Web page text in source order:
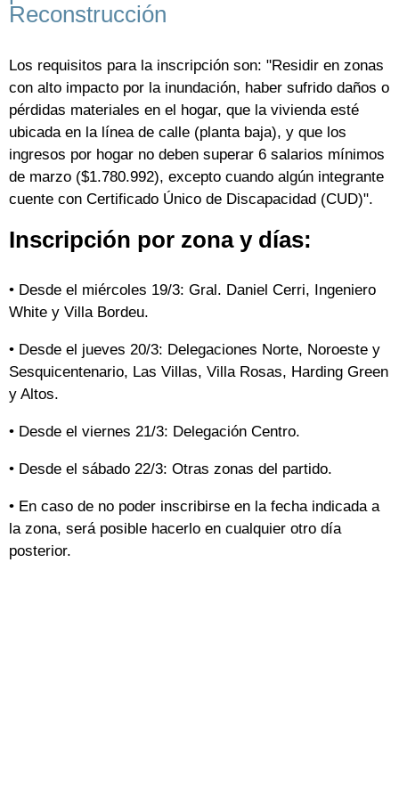
Reconstrucción
Los requisitos para la inscripción son: "Residir en zonas
con alto impacto por la inundación, haber sufrido daños o
pérdidas materiales en el hogar, que la vivienda esté
ubicada en la línea de calle (planta baja), y que los
ingresos por hogar no deben superar 6 salarios mínimos
de marzo ($1.780.992), excepto cuando algún integrante
cuente con Certificado Único de Discapacidad (CUD)".
Inscripción por zona y días:
• Desde el miércoles 19/3: Gral. Daniel Cerri, Ingeniero
White y Villa Bordeu.
• Desde el jueves 20/3: Delegaciones Norte, Noroeste y
Sesquicentenario, Las Villas, Villa Rosas, Harding Green
y Altos.
• Desde el viernes 21/3: Delegación Centro.
• Desde el sábado 22/3: Otras zonas del partido.
• En caso de no poder inscribirse en la fecha indicada a
la zona, será posible hacerlo en cualquier otro día
posterior.